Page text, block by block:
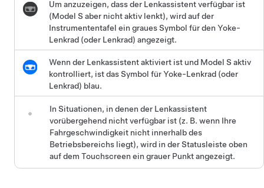
Um anzuzeigen, dass der Lenkassistentverfügbar ist
(Model S aber nicht aktiv lenkt), wirdauf der
Instrumententafel ein graues Symbol für denYoke-
Lenkrad (oder Lenkrad) angezeigt.
Wenn der Lenkassistentaktiviert ist und Model S aktiv
kontrolliert, ist das Symbol fürYoke-Lenkrad (oder
Lenkrad) blau.
In Situationen, in denen der Lenkassistent
vorübergehend nicht verfügbar ist (z. B. wenn Ihre
Fahrgeschwindigkeit nicht innerhalb des
Betriebsbereichs liegt), wird in der Statusleiste oben
auf dem Touchscreen ein grauer Punkt angezeigt.